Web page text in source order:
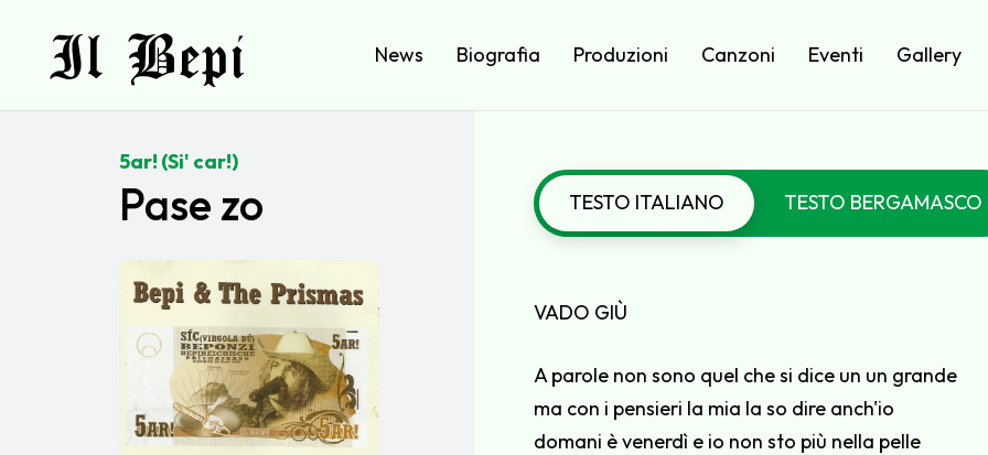
Il Bepi News Biografia Produzioni Canzoni Eventi Gallery
5ar! (Si' car!)
Pase zo TESTO ITALIANO TESTO BERGAMASCO
VADO GIÙ
A parole non sono quel che si dice un un grande
ma con i pensieri la mia la so dire anch'io
domani è venerdì e io non sto più nella pelle